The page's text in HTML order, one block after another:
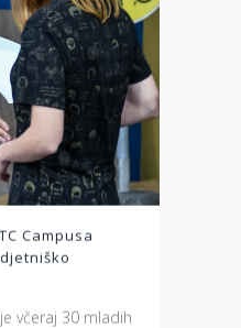
Campusa
včeraj 30 mladih